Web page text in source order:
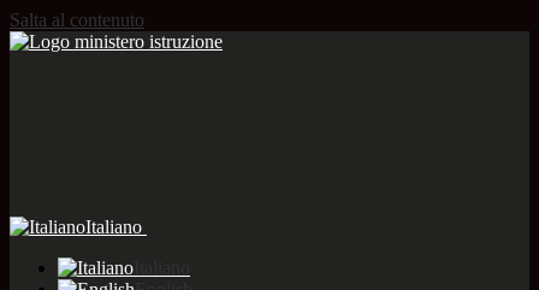
Salta al contenuto
Italiano